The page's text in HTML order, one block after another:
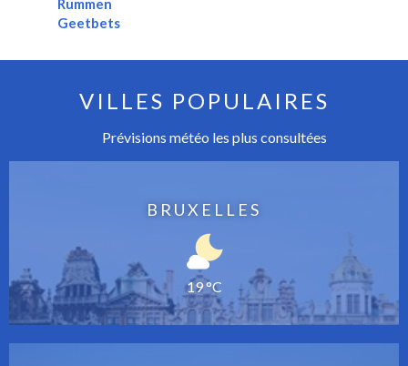
Rummen
Geetbets
VILLES POPULAIRES
Prévisions météo les plus consultées
BRUXELLES
19 °C